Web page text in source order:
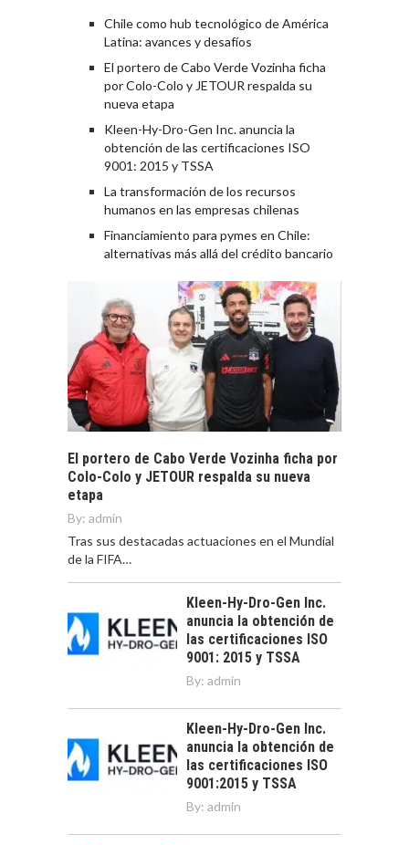
Chile como hub tecnológico de América
Latina: avances y desafíos
El portero de Cabo Verde Vozinha ficha
por Colo-Colo y JETOUR respalda su
nueva etapa
Kleen-Hy-Dro-Gen Inc. anuncia la
obtención de las certificaciones ISO
9001: 2015 y TSSA
La transformación de los recursos
humanos en las empresas chilenas
Financiamiento para pymes en Chile:
alternativas más allá del crédito bancario
El portero de Cabo Verde Vozinha ficha por
Colo-Colo y JETOUR respalda su nueva
etapa
By: admin
Tras sus destacadas actuaciones en el Mundial
de la FIFA…
Kleen-Hy-Dro-Gen Inc.
anuncia la obtención de
las certificaciones ISO
9001: 2015 y TSSA
By: admin
Kleen-Hy-Dro-Gen Inc.
anuncia la obtención de
las certificaciones ISO
9001:2015 y TSSA
By: admin